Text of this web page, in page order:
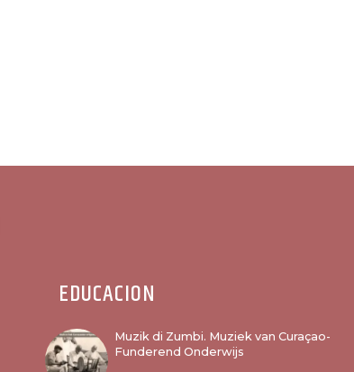
EDUCACION
Muzik di Zumbi. Muziek van Curaçao-
Funderend Onderwijs